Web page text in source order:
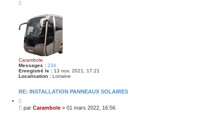
Carambole
Messages : 234
Enregistré le : 13 nov. 2021, 17:21
Localisation : Lorraine
RE: INSTALLATION PANNEAUX SOLAIRES
i
t
M
par Carambole » 01 mars 2022, 16:56